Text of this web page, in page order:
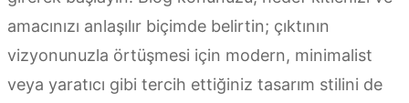
amacınızı anlaşılır biçimde belirtin; çıktının
vizyonunuzla örtüşmesi için modern, minimalist
veya yaratıcı gibi tercih ettiğiniz tasarım stilini de